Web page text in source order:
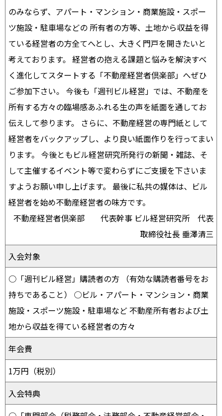
のみならず、アパート・マンション・商業施設・スポー
ツ施設・駐車場などの 所有者の方等、土地から収益を得
ている経営者の方全てへとし、大きく門戸を開きたいと
考えております。 経営者の抱える課題と悩みを解決すべ
く進化してスタートする「不動産経営者倶楽部」へぜひ
ご参加下さい。 今後も「週刊ビル経営」では、不動産を
所有する方々の臨場感あふれる生の声を紙面を通してお
伝えして参ります。 さらに、不動産経営の専門紙として
経営者をバックアップし、より良い紙面作りを行ってまい
ります。 今後ともビル経営研究所発行の新聞・雑誌、そ
して主催するイベント等で変わらずにご支援を下さいま
すようお願い申し上げます。 最後に私共の媒体は、ビル
経営者を始め不動産経営者の味方です。
不動産経営者倶楽部 代表幹事 ビル経営研究所 代表
取締役社長 垂澤清三
入会対象
○「週刊ビル経営」購読者の方 （有効な購読者番号をお
持ちであること） ○ビル・アパート・マンション・商業
施設・スポーツ施設・駐車場など 不動産所有者および土
地から収益を得ている経営者の方々
年会費
1万円（税別）
入会特典